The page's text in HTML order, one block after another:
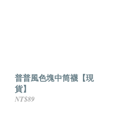
普普風色塊中筒襪【現
貨】
NT$89